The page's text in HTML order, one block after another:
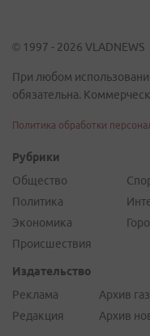
© 1997 - 2026 VLADNEWS
При любом
обязательна.
Политика обработки
Рубрики
Общество
Политика
Экономика
Происшествия
Издательство
Реклама
Редакция
Архив
Архив